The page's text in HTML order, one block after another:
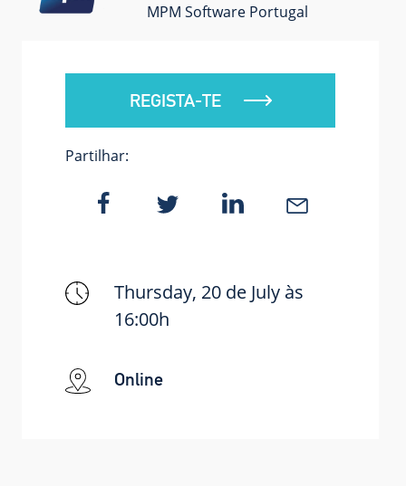
MPM Software Portugal
REGISTA-TE
Partilhar:
Thursday, 20 de July às
16:00h
Online